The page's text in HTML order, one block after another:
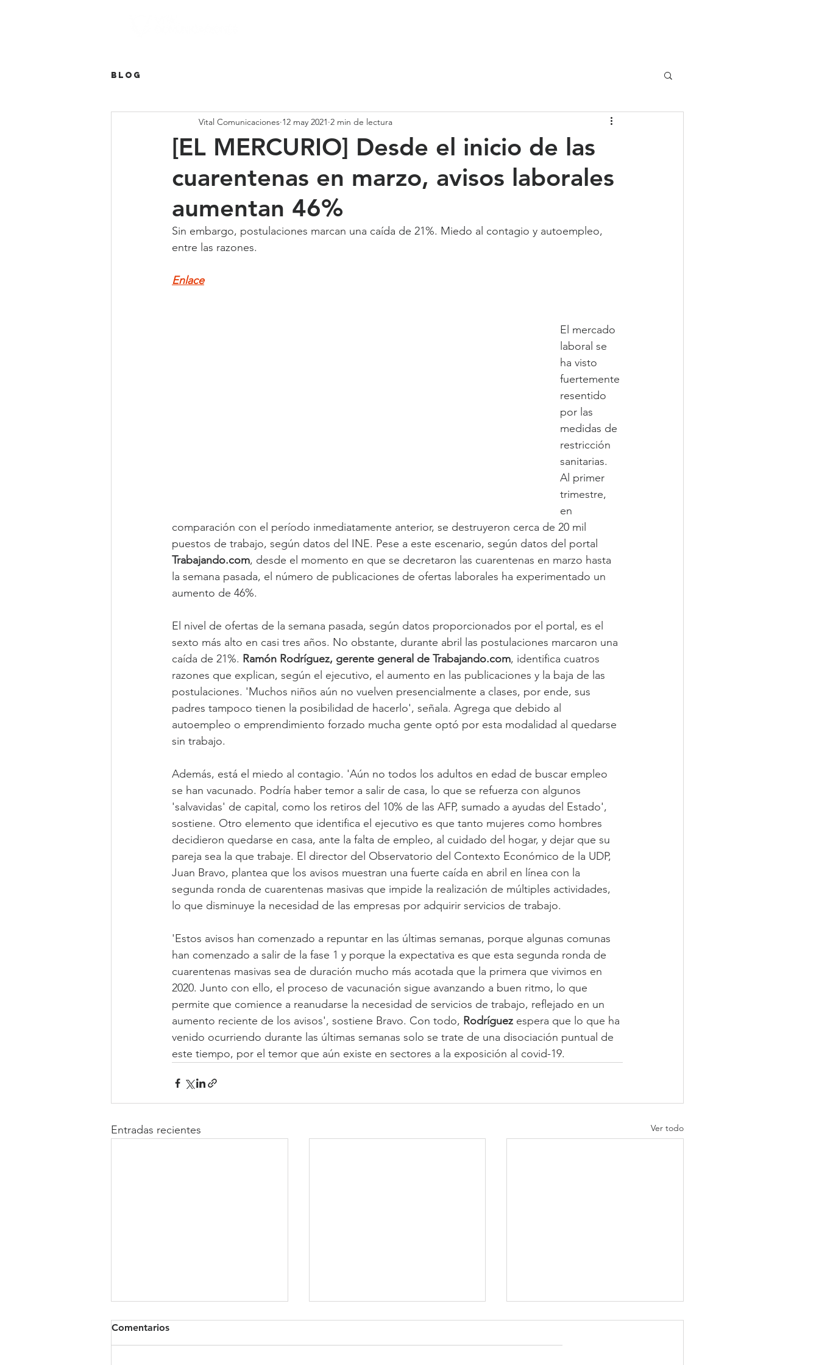
Blog
[EL MERCURIO] Desde el inicio de las
cuarentenas en marzo, avisos laborales
aumentan 46%
Vital Comunicaciones 12 may 2021 2 min de lectura
Sin embargo, postulaciones marcan una caída de 21%. Miedo al contagio y autoempleo,
entre las razones.
Enlace
El mercado
laboral se
ha visto
fuertemente
resentido
por las
medidas de
restricción
sanitarias.
Al primer
trimestre,
en
comparación con el período inmediatamente anterior, se destruyeron cerca de 20 mil
puestos de trabajo, según datos del INE. Pese a este escenario, según datos del portal
Trabajando.com, desde el momento en que se decretaron las cuarentenas en marzo hasta
la semana pasada, el número de publicaciones de ofertas laborales ha experimentado un
aumento de 46%.
El nivel de ofertas de la semana pasada, según datos proporcionados por el portal, es el
sexto más alto en casi tres años. No obstante, durante abril las postulaciones marcaron una
caída de 21%. Ramón Rodríguez, gerente general de Trabajando.com, identifica cuatros
razones que explican, según el ejecutivo, el aumento en las publicaciones y la baja de las
postulaciones. 'Muchos niños aún no vuelven presencialmente a clases, por ende, sus
padres tampoco tienen la posibilidad de hacerlo', señala. Agrega que debido al
autoempleo o emprendimiento forzado mucha gente optó por esta modalidad al quedarse
sin trabajo.
Además, está el miedo al contagio. 'Aún no todos los adultos en edad de buscar empleo
se han vacunado. Podría haber temor a salir de casa, lo que se refuerza con algunos
'salvavidas' de capital, como los retiros del 10% de las AFP, sumado a ayudas del Estado',
sostiene. Otro elemento que identifica el ejecutivo es que tanto mujeres como hombres
decidieron quedarse en casa, ante la falta de empleo, al cuidado del hogar, y dejar que su
pareja sea la que trabaje. El director del Observatorio del Contexto Económico de la UDP,
Juan Bravo, plantea que los avisos muestran una fuerte caída en abril en línea con la
segunda ronda de cuarentenas masivas que impide la realización de múltiples actividades,
lo que disminuye la necesidad de las empresas por adquirir servicios de trabajo.
'Estos avisos han comenzado a repuntar en las últimas semanas, porque algunas comunas
han comenzado a salir de la fase 1 y porque la expectativa es que esta segunda ronda de
cuarentenas masivas sea de duración mucho más acotada que la primera que vivimos en
2020. Junto con ello, el proceso de vacunación sigue avanzando a buen ritmo, lo que
permite que comience a reanudarse la necesidad de servicios de trabajo, reflejado en un
aumento reciente de los avisos', sostiene Bravo. Con todo, Rodríguez espera que lo que ha
venido ocurriendo durante las últimas semanas solo se trate de una disociación puntual de
este tiempo, por el temor que aún existe en sectores a la exposición al covid-19.
Entradas recientes Ver todo
Comentarios